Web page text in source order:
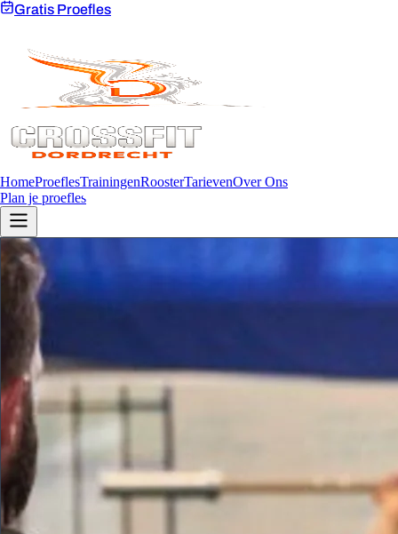
Gratis Proefles
HomeProeflesTrainingenRoosterTarievenOver Ons
Plan je proefles